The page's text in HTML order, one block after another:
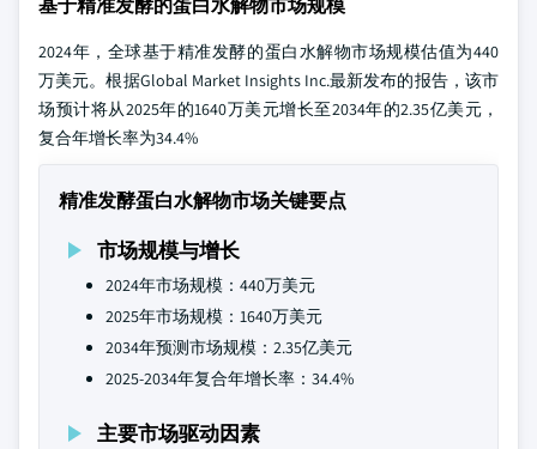
基于精准发酵的蛋白水解物市场规模
2024年，全球基于精准发酵的蛋白水解物市场规模估值为440
万美元。根据Global Market Insights Inc.最新发布的报告，该市
场预计将从2025年的1640万美元增长至2034年的2.35亿美元，
复合年增长率为34.4%
精准发酵蛋白水解物市场关键要点
市场规模与增长
2024年市场规模：440万美元
2025年市场规模：1640万美元
2034年预测市场规模：2.35亿美元
2025-2034年复合年增长率：34.4%
主要市场驱动因素